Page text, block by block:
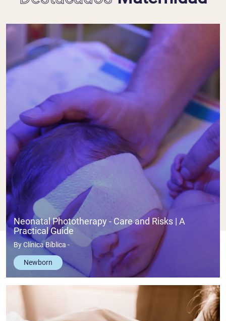
Neonatal Phototherapy - Care and Risks | A
Practical Guide
ByClínica Bíblica -
Newborn